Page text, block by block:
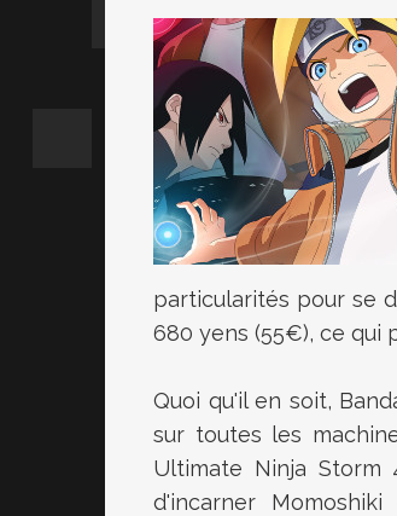
particularités pour se
680 yens (55€), ce qui
Quoi qu'il en soit,
sur toutes les
Ultimate Ninja Storm
d'incarner